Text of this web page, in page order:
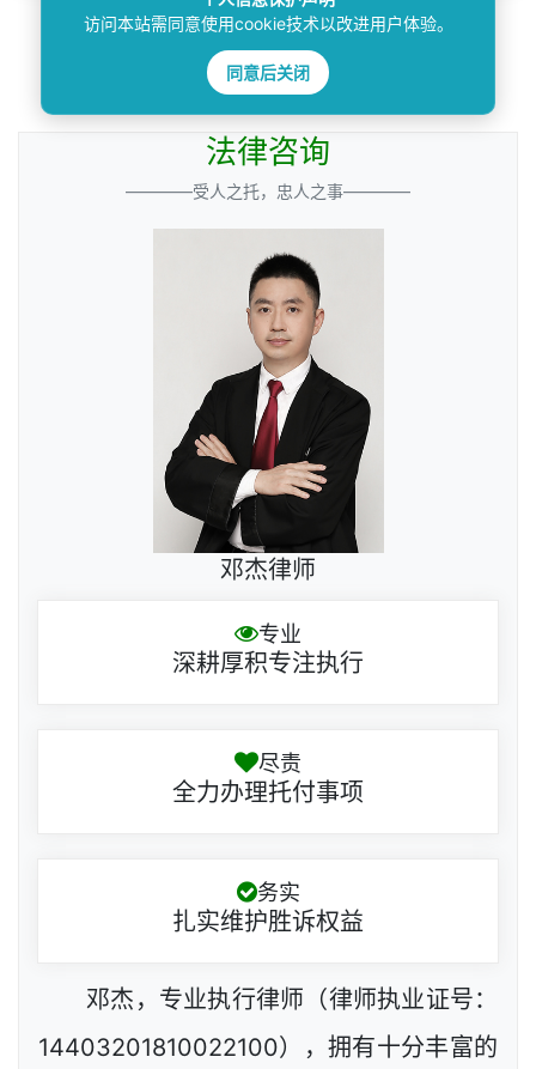
法律咨询
————受人之托，忠人之事————
邓杰律师
专业
深耕厚积专注执行
尽责
全力办理托付事项
务实
扎实维护胜诉权益
邓杰，专业执行律师（律师执业证号：
14403201810022100），拥有十分丰富的
访问本站需同意使用cookie技术以改进用户体验。
同意后关闭